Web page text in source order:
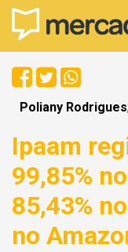
Poliany Rodrigues
Ipaam
99,85%
85,43%
no